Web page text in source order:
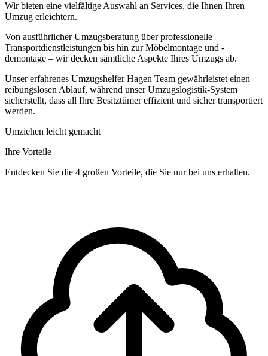
Wir bieten eine vielfältige Auswahl an Services, die Ihnen Ihren
Umzug erleichtern.
Von ausführlicher Umzugsberatung über professionelle
Transportdienstleistungen bis hin zur Möbelmontage und -
demontage – wir decken sämtliche Aspekte Ihres Umzugs ab.
Unser erfahrenes Umzugshelfer Hagen Team gewährleistet einen
reibungslosen Ablauf, während unser Umzugslogistik-System
sicherstellt, dass all Ihre Besitztümer effizient und sicher transportiert
werden.
Umziehen leicht gemacht
Ihre Vorteile
Entdecken Sie die 4 großen Vorteile, die Sie nur bei uns erhalten.